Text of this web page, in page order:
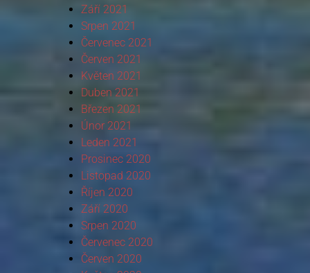
Září 2021
Srpen 2021
Červenec 2021
Červen 2021
Květen 2021
Duben 2021
Březen 2021
Únor 2021
Leden 2021
Prosinec 2020
Listopad 2020
Říjen 2020
Září 2020
Srpen 2020
Červenec 2020
Červen 2020